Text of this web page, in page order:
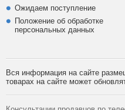
Ожидаем поступление
Положение об обработке
персональных данных
Вся информация на сайте
товарах на сайте может